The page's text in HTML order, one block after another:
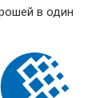
в один